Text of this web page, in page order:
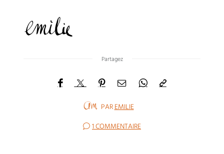
Partagez
PAREMILIE
1 COMMENTAIRE